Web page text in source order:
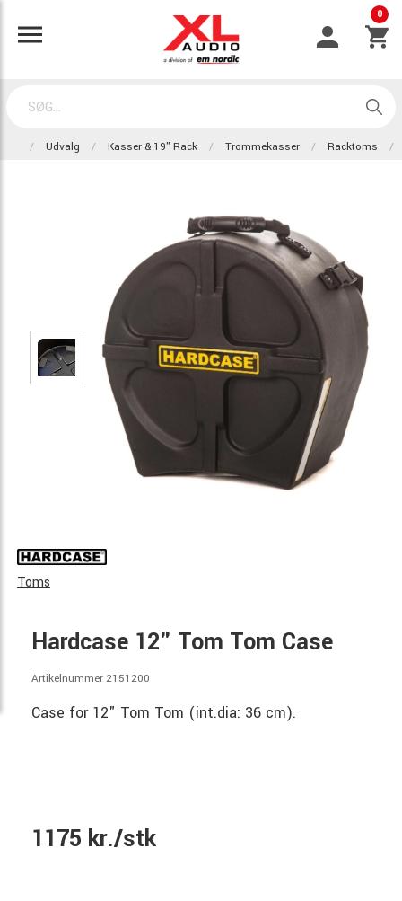
0
Udvalg Kasser & 19" Rack Trommekasser Racktoms
Toms
Hardcase 12" Tom Tom Case
Artikelnummer 2151200
Case for 12" Tom Tom (int.dia: 36 cm).
1175 kr./stk